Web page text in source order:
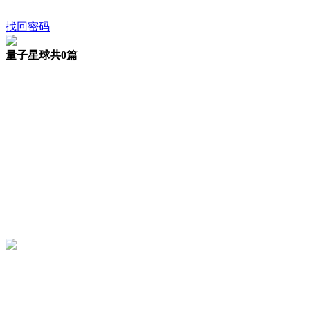
找回密码
量子星球共0篇